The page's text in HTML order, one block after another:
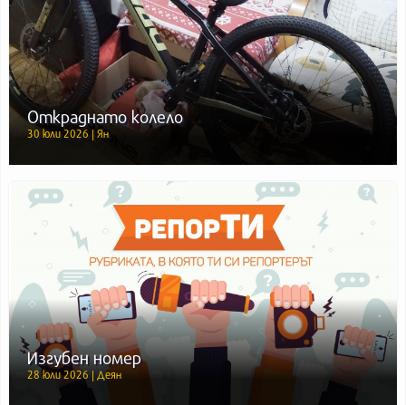
Откраднато колело
30 юли 2026 | Ян
Изгубен номер
28 юли 2026 | Деян